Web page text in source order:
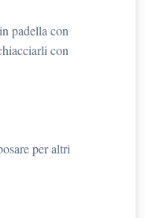
padella con
con
per altri